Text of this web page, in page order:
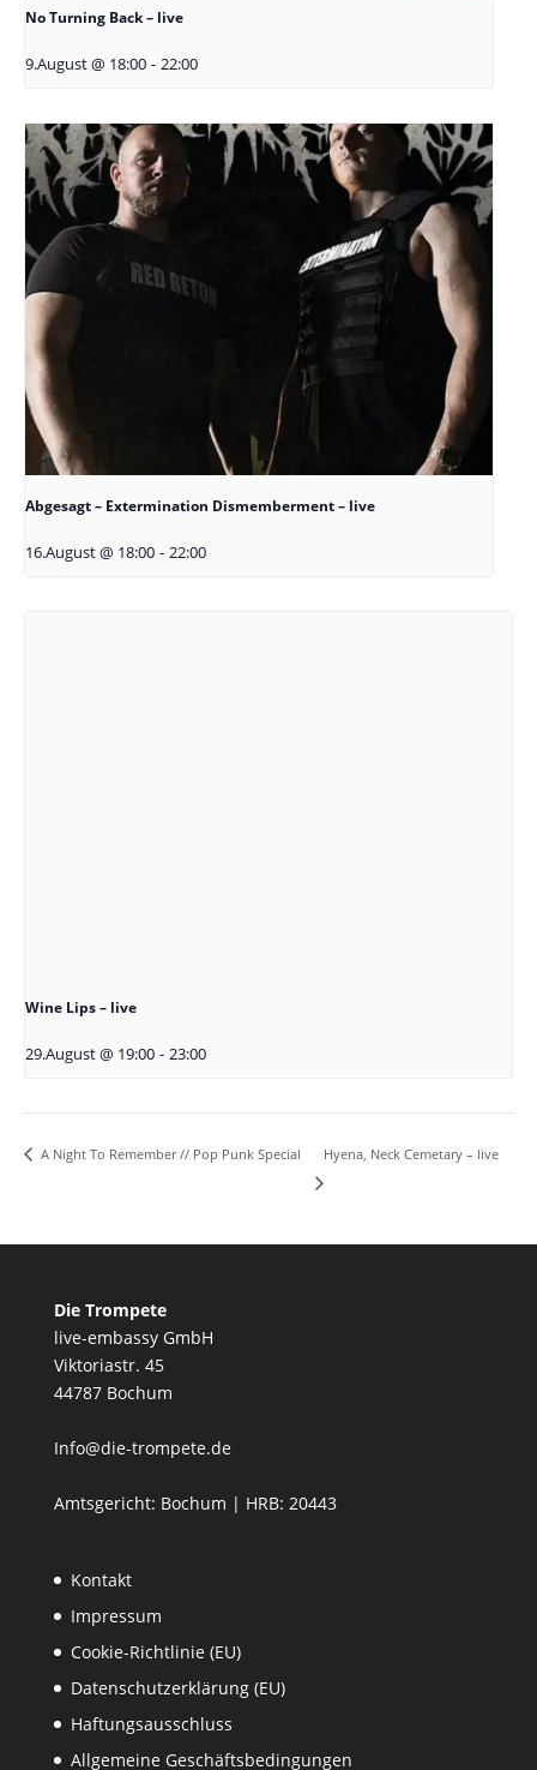
No Turning Back – live
9.August @ 18:00 - 22:00
Abgesagt – Extermination Dismemberment – live
16.August @ 18:00 - 22:00
Wine Lips – live
29.August @ 19:00 - 23:00
A Night To Remember // Pop Punk Special Hyena, Neck Cemetary – live
Die Trompete
live-embassy GmbH
Viktoriastr. 45
44787 Bochum
Info@die-trompete.de
Amtsgericht: Bochum | HRB: 20443
Kontakt
Impressum
Cookie-Richtlinie (EU)
Datenschutzerklärung (EU)
Haftungsausschluss
Allgemeine Geschäftsbedingungen